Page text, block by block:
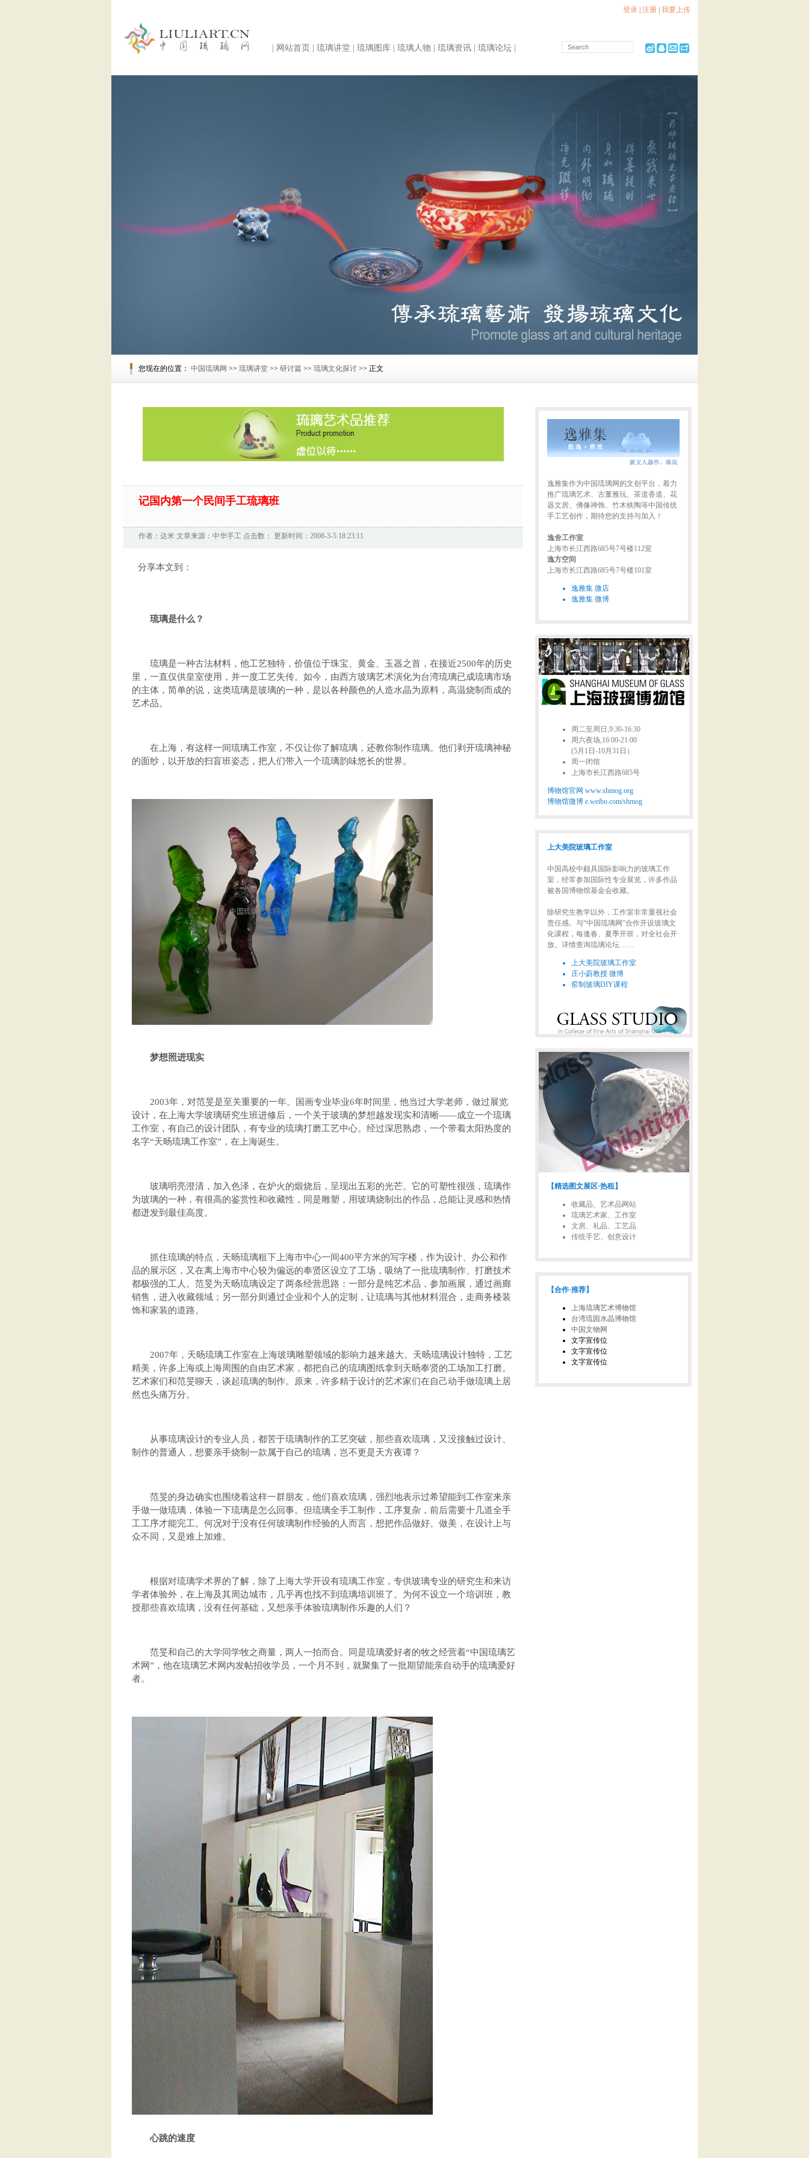
登录 注册 我要上传
网站首页 琉璃讲堂 琉璃图库 琉璃人物 琉璃资讯 琉璃论坛
您现在的位置： 中国琉璃网 >> 琉璃讲堂 >> 研讨篇 >> 琉璃文化探讨 >> 正文
记国内第一个民间手工琉璃班
作者： 达米 文章来源： 中华手工 点击数： 更新时间：2008-3-5 18:23:11
分享本文到：
琉璃是什么？
琉璃是一种古法材料，他工艺独特，价值位于珠宝、黄金、玉器之首，在接近2500年的历史
里，一直仅供皇室使用，并一度工艺失传。如今，由西方玻璃艺术演化为台湾琉璃已成琉璃市场
的主体，简单的说，这类琉璃是玻璃的一种，是以各种颜色的人造水晶为原料，高温烧制而成的
艺术品。
在上海，有这样一间琉璃工作室，不仅让你了解琉璃，还教你制作琉璃。他们剥开琉璃神秘
的面纱，以开放的扫盲班姿态，把人们带入一个琉璃韵味悠长的世界。
梦想照进现实
2003年，对范旻是至关重要的一年。国画专业毕业6年时间里，他当过大学老师，做过展览
设计，在上海大学玻璃研究生班进修后，一个关于玻璃的梦想越发现实和清晰——成立一个琉璃
工作室，有自己的设计团队，有专业的琉璃打磨工艺中心。经过深思熟虑，一个带着太阳热度的
名字“天旸琉璃工作室”，在上海诞生。
玻璃明亮澄清，加入色泽，在炉火的煅烧后，呈现出五彩的光芒。它的可塑性很强，琉璃作
为玻璃的一种，有很高的鉴赏性和收藏性，同是雕塑，用玻璃烧制出的作品，总能让灵感和热情
都迸发到最佳高度。
抓住琉璃的特点，天旸琉璃租下上海市中心一间400平方米的写字楼，作为设计、办公和作
品的展示区，又在离上海市中心较为偏远的奉贤区设立了工场，吸纳了一批琉璃制作、打磨技术
都极强的工人。范旻为天旸琉璃设定了两条经营思路：一部分是纯艺术品，参加画展，通过画廊
销售，进入收藏领域；另一部分则通过企业和个人的定制，让琉璃与其他材料混合，走商务楼装
饰和家装的道路。
2007年，天旸琉璃工作室在上海玻璃雕塑领域的影响力越来越大。天旸琉璃设计独特，工艺
精美，许多上海或上海周围的自由艺术家，都把自己的琉璃图纸拿到天旸奉贤的工场加工打磨。
艺术家们和范旻聊天，谈起琉璃的制作。原来，许多精于设计的艺术家们在自己动手做琉璃上居
然也头痛万分。
从事琉璃设计的专业人员，都苦于琉璃制作的工艺突破，那些喜欢琉璃，又没接触过设计、
制作的普通人，想要亲手烧制一款属于自己的琉璃，岂不更是天方夜谭？
范旻的身边确实也围绕着这样一群朋友，他们喜欢琉璃，强烈地表示过希望能到工作室来亲
手做一做琉璃，体验一下琉璃是怎么回事。但琉璃全手工制作，工序复杂，前后需要十几道全手
工工序才能完工。何况对于没有任何玻璃制作经验的人而言，想把作品做好、做美，在设计上与
众不同，又是难上加难。
根据对琉璃学术界的了解，除了上海大学开设有琉璃工作室，专供玻璃专业的研究生和来访
学者体验外，在上海及其周边城市，几乎再也找不到琉璃培训班了。为何不设立一个培训班，教
授那些喜欢琉璃，没有任何基础，又想亲手体验琉璃制作乐趣的人们？
范旻和自己的大学同学牧之商量，两人一拍而合。同是琉璃爱好者的牧之经营着“中国琉璃艺
术网”，他在琉璃艺术网内发帖招收学员，一个月不到，就聚集了一批期望能亲自动手的琉璃爱好
者。
心跳的速度
逸雅集作为中国琉璃网的文创平台，着力
推广琉璃艺术、古董雅玩、茶道香道、花
器文房、佛像禅饰、竹木铁陶等中国传统
手工艺创作，期待您的支持与加入！
逸舍工作室
上海市长江西路685号7号楼112室
逸方空间
上海市长江西路685号7号楼101室
逸雅集 微店
逸雅集 微博
周二至周日,9:30-16:30
周六夜场,16:00-21:00
(5月1日-10月31日）
周一闭馆
上海市长江西路685号
博物馆官网 www.shmog.org
博物馆微博 e.weibo.com/shmog
上大美院玻璃工作室
中国高校中颇具国际影响力的玻璃工作
室，经常参加国际性专业展览，许多作品
被各国博物馆基金会收藏。
除研究生教学以外，工作室非常重视社会
责任感。与“中国琉璃网”合作开设玻璃文
化课程，每逢春、夏季开班，对全社会开
放。详情查询琉璃论坛……
上大美院玻璃工作室
庄小蔚教授 微博
窑制玻璃DIY课程
【精选图文展区·热租】
收藏品、艺术品网站
琉璃艺术家、工作室
文房、礼品、工艺品
传统手艺、创意设计
【合作·推荐】
上海琉璃艺术博物馆
台湾琉园水晶博物馆
中国文物网
文字宣传位
文字宣传位
文字宣传位